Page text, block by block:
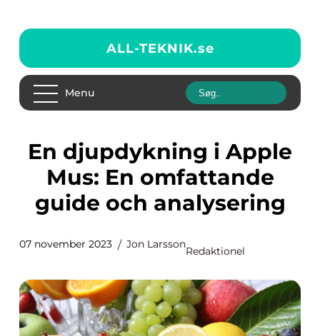
ALL-TEKNIK.se
Menu
En djupdykning i Apple
Mus: En omfattande
guide och analysering
07 november 2023 Jon Larsson
Redaktionel